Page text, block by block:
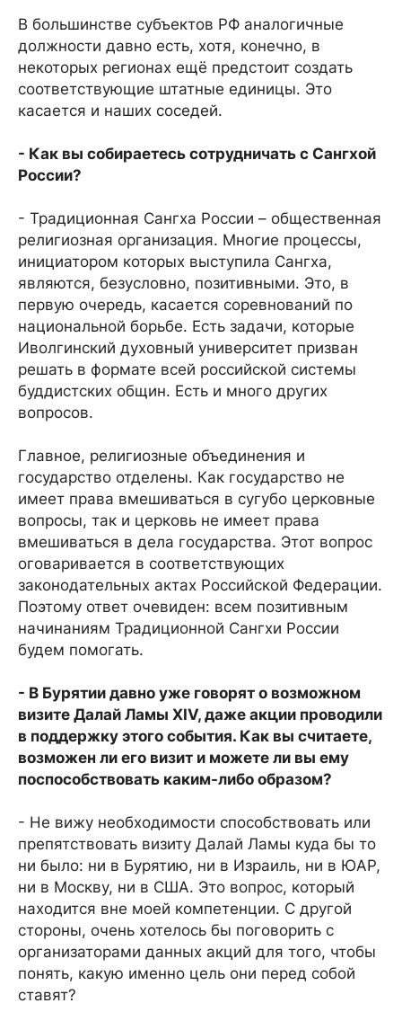
В большинстве субъектов РФ аналогичные
должности давно есть, хотя, конечно, в
некоторых регионах ещё предстоит создать
соответствующие штатные единицы. Это
касается и наших соседей.
- Как вы собираетесь сотрудничать с Сангхой
России?
- Традиционная Сангха России – общественная
религиозная организация. Многие процессы,
инициатором которых выступила Сангха,
являются, безусловно, позитивными. Это, в
первую очередь, касается соревнований по
национальной борьбе. Есть задачи, которые
Иволгинский духовный университет призван
решать в формате всей российской системы
буддистских общин. Есть и много других
вопросов.
Главное, религиозные объединения и
государство отделены. Как государство не
имеет права вмешиваться в сугубо церковные
вопросы, так и церковь не имеет права
вмешиваться в дела государства. Этот вопрос
оговаривается в соответствующих
законодательных актах Российской Федерации.
Поэтому ответ очевиден: всем позитивным
начинаниям Традиционной Сангхи России
будем помогать.
- В Бурятии давно уже говорят о возможном
визите Далай Ламы XIV, даже акции проводили
в поддержку этого события. Как вы считаете,
возможен ли его визит и можете ли вы ему
поспособствовать каким-либо образом?
- Не вижу необходимости способствовать или
препятствовать визиту Далай Ламы куда бы то
ни было: ни в Бурятию, ни в Израиль, ни в ЮАР,
ни в Москву, ни в США. Это вопрос, который
находится вне моей компетенции. С другой
стороны, очень хотелось бы поговорить с
организаторами данных акций для того, чтобы
понять, какую именно цель они перед собой
ставят?